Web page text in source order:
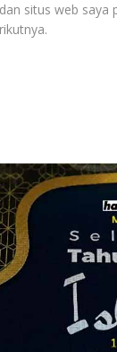
situs web saya